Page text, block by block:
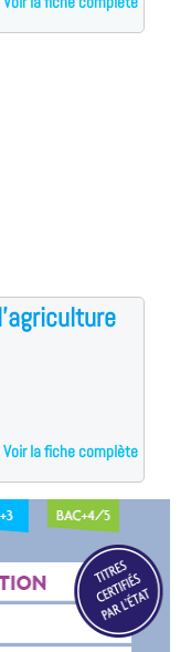
Voir la fiche complète